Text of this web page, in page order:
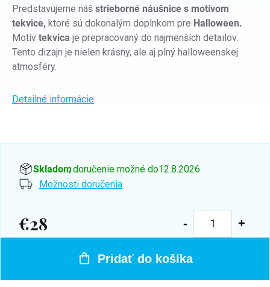
Predstavujeme náš strieborné náušnice s motívom
tekvice, ktoré sú dokonalým doplnkom pre Halloween.
Motív tekvica je prepracovaný do najmenších detailov.
Tento dizajn je nielen krásny, ale aj plný halloweenskej
atmosféry.
Detailné informácie
Skladom, doručenie možné do12.8.2026
Možnosti doručenia
€28
Jednotková
Pridať do košíka